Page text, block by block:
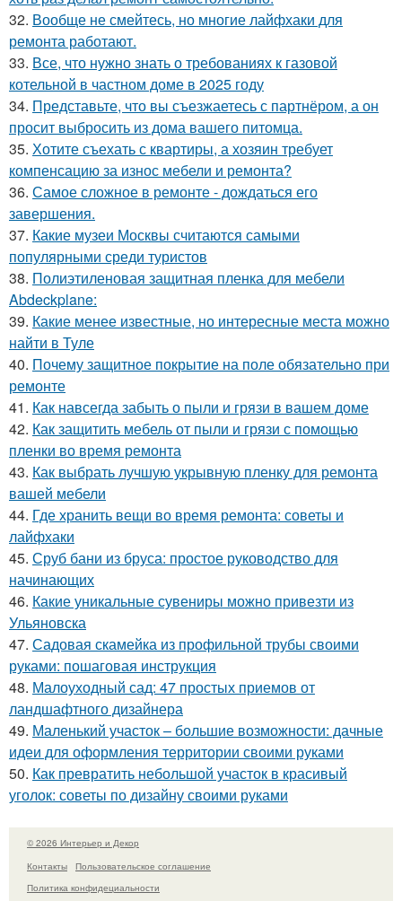
32. Вообще не смейтесь, но многие лайфхаки для
ремонта работают.
33. Все, что нужно знать о требованиях к газовой
котельной в частном доме в 2025 году
34. Представьте, что вы съезжаетесь с партнёром, а он
просит выбросить из дома вашего питомца.
35. Хотите съехать с квартиры, а хозяин требует
компенсацию за износ мебели и ремонта?
36. Самое сложное в ремонте - дождаться его
завершения.
37. Какие музеи Москвы считаются самыми
популярными среди туристов
38. Полиэтиленовая защитная пленка для мебели
Abdeckplane:
39. Какие менее известные, но интересные места можно
найти в Туле
40. Почему защитное покрытие на поле обязательно при
ремонте
41. Как навсегда забыть о пыли и грязи в вашем доме
42. Как защитить мебель от пыли и грязи с помощью
пленки во время ремонта
43. Как выбрать лучшую укрывную пленку для ремонта
вашей мебели
44. Где хранить вещи во время ремонта: советы и
лайфхаки
45. Сруб бани из бруса: простое руководство для
начинающих
46. Какие уникальные сувениры можно привезти из
Ульяновска
47. Садовая скамейка из профильной трубы своими
руками: пошаговая инструкция
48. Малоуходный сад: 47 простых приемов от
ландшафтного дизайнера
49. Маленький участок – большие возможности: дачные
идеи для оформления территории своими руками
50. Как превратить небольшой участок в красивый
уголок: советы по дизайну своими руками
© 2026 Интерьер и Декор
Контакты
Пользовательское соглашение
Политика конфидециальности